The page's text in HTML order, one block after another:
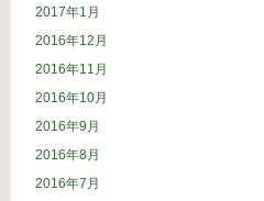
2017年1月
2016年12月
2016年11月
2016年10月
2016年9月
2016年8月
2016年7月